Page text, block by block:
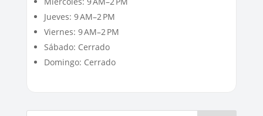
Jueves: 9 AM–2 PM
Viernes: 9 AM–2 PM
Sábado: Cerrado
Domingo: Cerrado